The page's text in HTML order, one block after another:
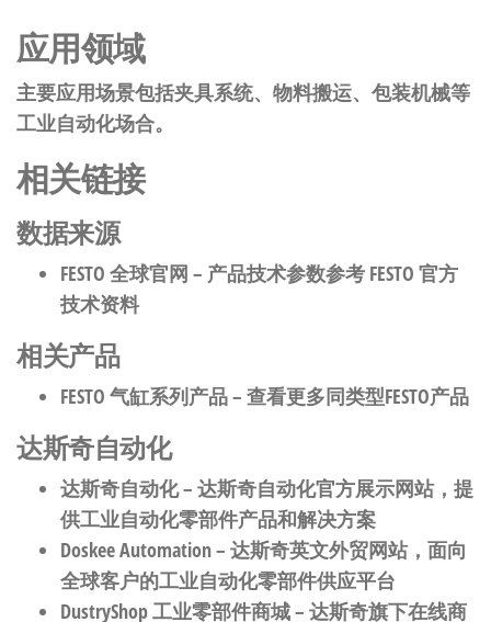
应用领域
主要应用场景包括夹具系统、物料搬运、包装机械等
工业自动化场合。
相关链接
数据来源
FESTO 全球官网 – 产品技术参数参考 FESTO 官方
技术资料
相关产品
FESTO 气缸系列产品– 查看更多同类型FESTO产品
达斯奇自动化
达斯奇自动化– 达斯奇自动化官方展示网站，提
供工业自动化零部件产品和解决方案
Doskee Automation– 达斯奇英文外贸网站，面向
全球客户的工业自动化零部件供应平台
DustryShop 工业零部件商城– 达斯奇旗下在线商